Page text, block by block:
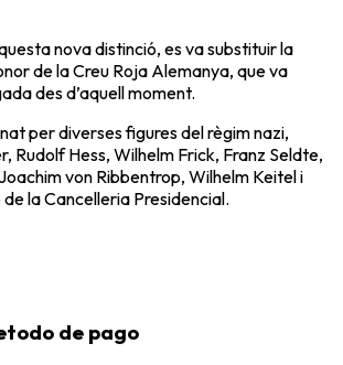
nova distinció, es va substituir la
de la Creu Roja Alemanya, que va
des d’aquell moment.
per diverses figures del règim nazi,
Rudolf Hess, Wilhelm Frick, Franz Seldte,
von Ribbentrop, Wilhelm Keitel i
la Cancelleria Presidencial.
de pago